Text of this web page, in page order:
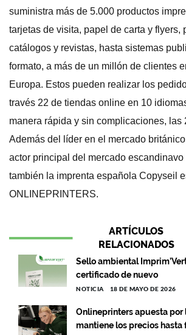
suministra más de 5.000 productos
tarjetas de visita, papel de carta y flyers,
catálogos y revistas, hasta sistemas
formato, a más de un millón de clientes
Europa. Estos pueden realizar los
través 22 de tiendas online en 10
manera rápida y sin complicaciones, las
Además del líder en el mercado
actor principal del mercado escandinavo
también la imprenta española Copyseil
ONLINEPRINTERS.
ARTÍCULOS
RELACIONADOS
Sello ambiental
certificado de nuevo
NOTICIA 18 DE MAYO DE 2026
Onlineprinters apuesta
mantiene los precios hasta